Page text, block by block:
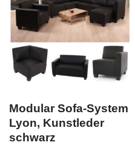
Modular Sofa-System
Lyon, Kunstleder
schwarz